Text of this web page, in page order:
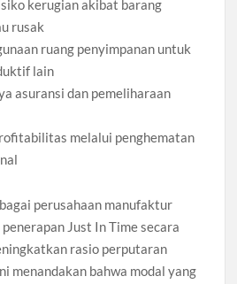
kerugian akibat barang
rusak
ruang penyimpanan untuk
lain
asuransi dan pemeliharaan
melalui penghematan
perusahaan manufaktur
Just In Time secara
rasio perputaran
menandakan bahwa modal yang